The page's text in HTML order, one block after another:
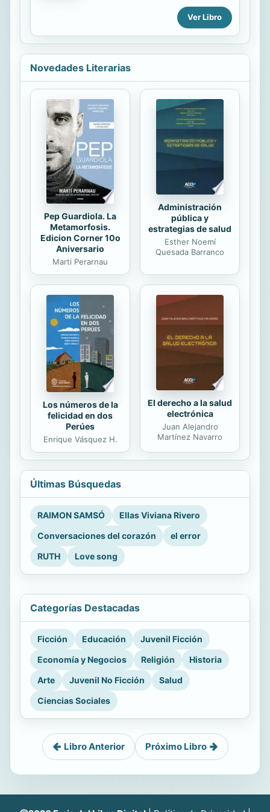
de crédito, pulsar en el botón
"descargar muestra", ya que se
descargará el libro completo.
curiosity as they experience how
baby animals from a variety of
species feel. Esta encantadora serie
de libros de todo cartón incluye
páginas para tocar y sentir que
entretendrán a los niños y
experimentan cómo las crías de una
variedad de especies de animales
sienten a ser tocadas.
Ver Libro
Novedades Literarias
Pep Guardiola. La
Metamorfosis.
Edicion Corner 10o
Aniversario
Marti Perarnau
Administración
pública y
estrategias de salud
Esther Noemí
Quesada Barranco
Los números de la
felicidad en dos
Perúes
Enrique Vásquez H.
El derecho a la salud
electrónica
Juan Alejandro
Martínez Navarro
Últimas Búsquedas
RAIMON SAMSÓ
Ellas Viviana Rivero
Conversaciones del corazón
el error
RUTH
Love song
Categorías Destacadas
Ficción Educación
Juvenil Ficción
Economía y Negocios
Religión
Historia
Arte
Juvenil No Ficción
Salud
Ciencias Sociales
Libro Anterior Próximo Libro